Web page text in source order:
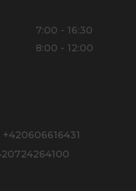
7:00 - 16:30
8:00 - 12:00